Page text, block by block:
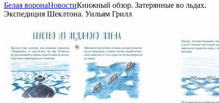
Белая воронаНовостиКнижный обзор. Затерянные во льдах.
Экспедиция Шеклтона. Уильям Грилл